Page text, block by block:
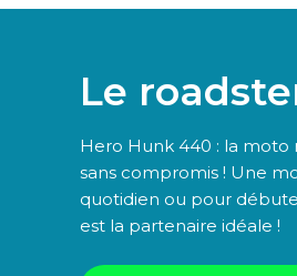
Le
Hero Hunk 440 : la moto
sans compromis ! Une
quotidien ou pour
est la partenaire idéale !